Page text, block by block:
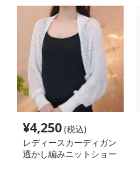
¥4,250(税込)
レディースカーディガン
透かし編みニットショー